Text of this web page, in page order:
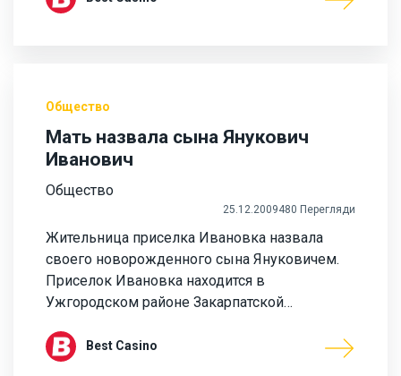
Общество
Мать назвала сына Янукович
Иванович
Общество
25.12.2009480 Перегляди
Жительница приселка Ивановка назвала
своего новорожденного сына Януковичем.
Приселок Ивановка находится в
Ужгородском районе Закарпатской…
Best Casino